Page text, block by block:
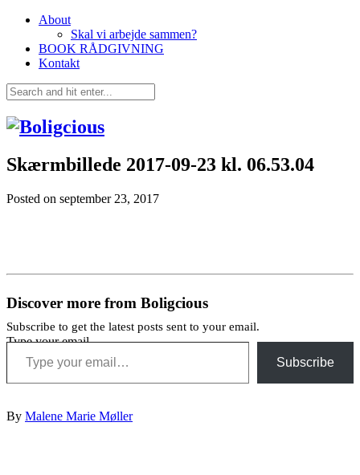
About
Skal vi arbejde sammen?
BOOK RÅDGIVNING
Kontakt
Skærmbillede 2017-09-23 kl. 06.53.04
Posted on september 23, 2017
Discover more from Boligcious
Subscribe to get the latest posts sent to your email.
Type your email…
Subscribe
By Malene Marie Møller